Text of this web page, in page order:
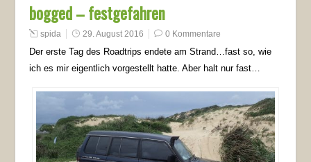
bogged – festgefahren
spida 29. August 2016 0 Kommentare
Der erste Tag des Roadtrips endete am Strand…fast so, wie
ich es mir eigentlich vorgestellt hatte. Aber halt nur fast…